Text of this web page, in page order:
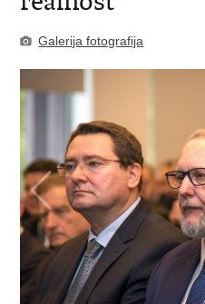
Galerija fotografija